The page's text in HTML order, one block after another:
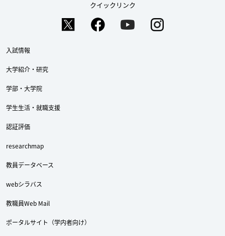
クイックリンク
入試情報
大学紹介・研究
学部・大学院
学生生活・就職支援
認証評価
researchmap
教員データベース
webシラバス
教職員Web Mail
ポータルサイト（学内者向け）